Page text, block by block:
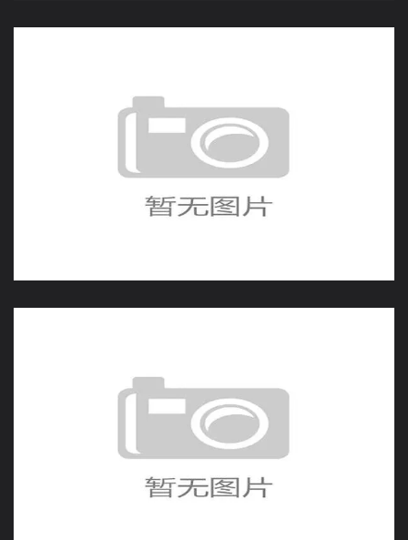
拉什福德替补改变比赛，
英格兰换人调整收到效果
瑞典末轮迎战日本，F组出
线战进入最后阶段